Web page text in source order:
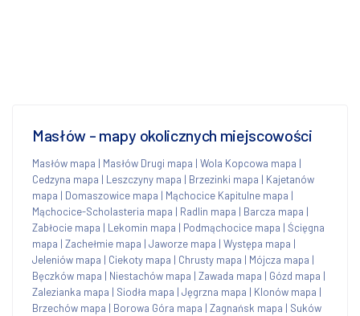
Masłów - mapy okolicznych miejscowości
Masłów mapa | Masłów Drugi mapa | Wola Kopcowa mapa |
Cedzyna mapa | Leszczyny mapa | Brzezinki mapa | Kajetanów
mapa | Domaszowice mapa | Mąchocice Kapitulne mapa |
Mąchocice-Scholasteria mapa | Radlin mapa | Barcza mapa |
Zabłocie mapa | Lekomin mapa | Podmąchocice mapa | Ścięgna
mapa | Zachełmie mapa | Jaworze mapa | Występa mapa |
Jeleniów mapa | Ciekoty mapa | Chrusty mapa | Mójcza mapa |
Bęczków mapa | Niestachów mapa | Zawada mapa | Gózd mapa |
Zalezianka mapa | Siodła mapa | Jęgrzna mapa | Klonów mapa |
Brzechów mapa | Borowa Góra mapa | Zagnańsk mapa | Suków